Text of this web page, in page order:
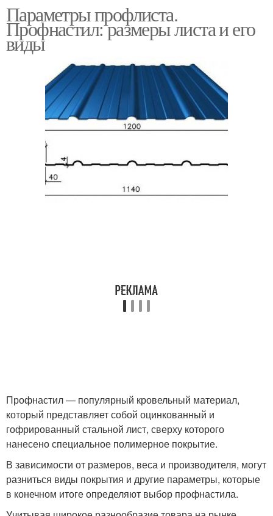
Параметры профлиста.
Профнастил: размеры листа и его
виды
Профнастил — популярный кровельный материал,
который представляет собой оцинкованный и
гофрированный стальной лист, сверху которого
нанесено специальное полимерное покрытие.
В зависимости от размеров, веса и производителя, могут
разниться виды покрытия и другие параметры, которые
в конечном итоге определяют выбор профнастила.